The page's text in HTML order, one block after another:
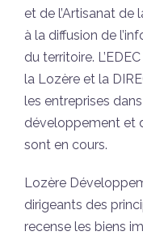
et de l’Artisanat
à la diffusion de
du territoire.
la Lozère et la
les entreprises
développement et
sont en cours.
Lozère
dirigeants des
recense les biens